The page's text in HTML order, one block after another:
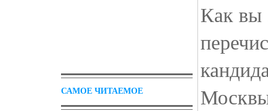
САМОЕ ЧИТАЕМОЕ
Как вы